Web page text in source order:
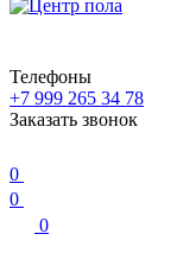
Телефоны
+7 999 265 34 78
Заказать звонок
0
0
0